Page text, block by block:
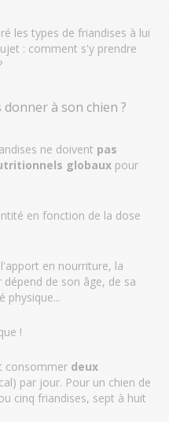
les types de friandises à lui
: comment s'y prendre
à son chien ?
ne doivent pas
globaux pour
en fonction de la dose
en nourriture, la
de son âge, de sa
physique...
!
consommer deux
par jour. Pour un chien de
cinq friandises, sept à huit